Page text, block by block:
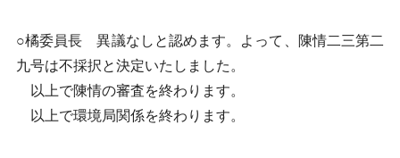
○橘委員長 異議なしと認めます。よって、陳情二三第二
九号は不採択と決定いたしました。
以上で陳情の審査を終わります。
以上で環境局関係を終わります。